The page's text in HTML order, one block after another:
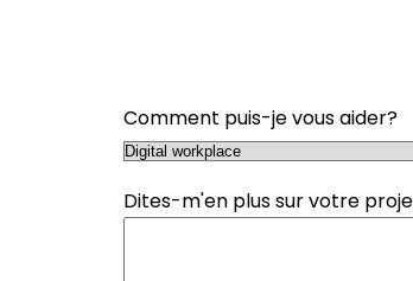
Comment puis-je vous aider?
Dites-m'en plus sur votre